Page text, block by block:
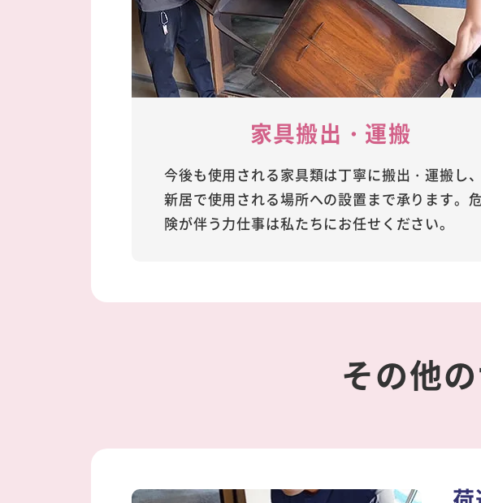
家具搬出・運搬
今後も使用される家具類は丁寧に搬出・運搬し、
新居で使用される場所への設置まで承ります。
険が伴う力仕事は私たちにお任せください。
その他の